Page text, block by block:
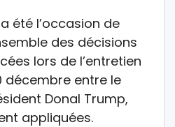
été l’occasion de
des décisions
lors de l’entretien
décembre entre le
Donal Trump,
appliquées.